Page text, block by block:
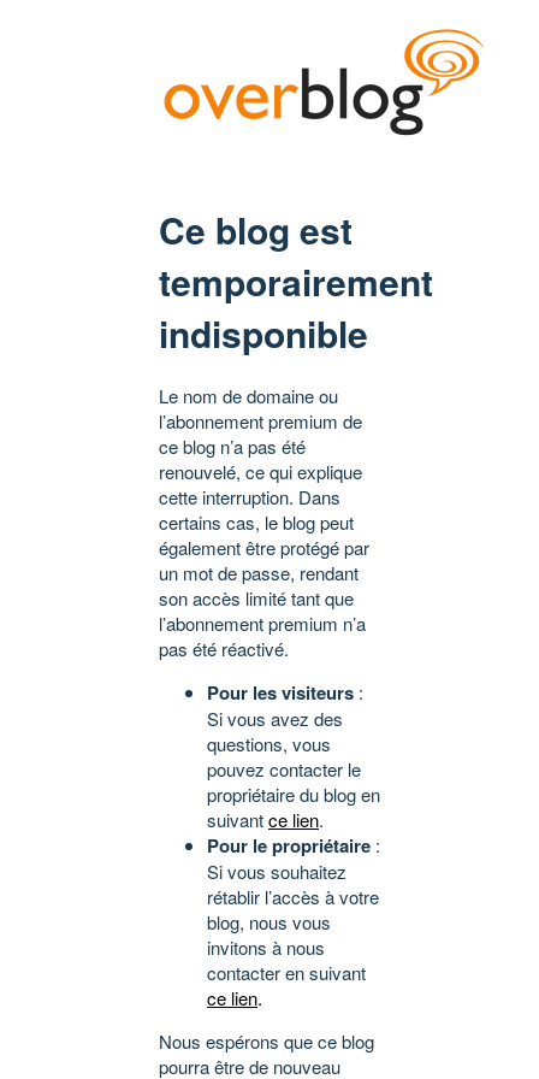
Ce blog est
temporairement
indisponible
Le nom de domaine ou
l’abonnement premium de
ce blog n’a pas été
renouvelé, ce qui explique
cette interruption. Dans
certains cas, le blog peut
également être protégé par
un mot de passe, rendant
son accès limité tant que
l’abonnement premium n’a
pas été réactivé.
Pour les visiteurs :
Si vous avez des
questions, vous
pouvez contacter le
propriétaire du blog en
suivantce lien.
Pour le propriétaire :
Si vous souhaitez
rétablir l’accès à votre
blog, nous vous
invitons à nous
contacter en suivant
ce lien.
Nous espérons que ce blog
pourra être de nouveau